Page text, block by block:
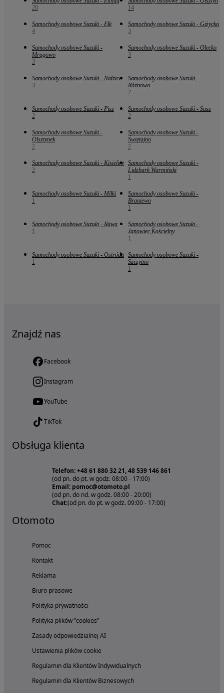
20
14
Samochody osobowe Suzuki - Ełk
4
Samochody osobowe Suzuki - Giżycko
3
Samochody osobowe Suzuki -
Mrągowo
3
Samochody osobowe Suzuki - Olecko
3
Samochody osobowe Suzuki - Nidzica
3
Samochody osobowe Suzuki -
Różnowo
2
Samochody osobowe Suzuki - Pisz
2
Samochody osobowe Suzuki - Susz
2
Samochody osobowe Suzuki -
Olsztynek
2
Samochody osobowe Suzuki -
Świętajno
2
Samochody osobowe Suzuki - Kisielice
2
Samochody osobowe Suzuki -
Lidzbark Warmiński
1
Samochody osobowe Suzuki - Miłki
1
Samochody osobowe Suzuki -
Braniewo
1
Samochody osobowe Suzuki - Iława
1
Samochody osobowe Suzuki -
Janowiec Kościelny
1
Samochody osobowe Suzuki - Ostróda
1
Samochody osobowe Suzuki -
Szczytno
1
Znajdź nas
Facebook
Instagram
YouTube
TikTok
Obsługa klienta
Telefon: +48 61 880 32 21, 48 539 146 861
(od pn. do pt. w godz. 08:00 - 17:00)
Email: pomoc@otomoto.pl
(od pn. do nd. w godz. 08:00 - 20:00)
Chat:(od pn. do pt. w godz. 09:00 - 17:00)
Otomoto
Pomoc
Kontakt
Reklama
Biuro prasowe
Polityka prywatności
Polityka plików "cookies"
Zasady odpowiedzialnej AI
Ustawienia plików cookie
Regulamin dla Klientów Indywidualnych
Regulamin dla Klientów Biznesowych